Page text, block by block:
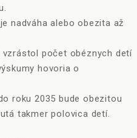
nadváha alebo obezita až
vzrástol počet obéznych detí
hovoria o
roku 2035 bude obezitou
takmer polovica detí.